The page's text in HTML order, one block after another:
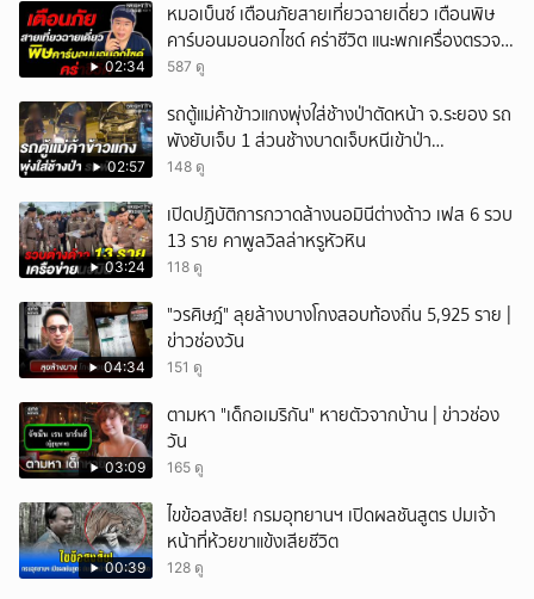
02:34
หมอเบ็นซ์ เตือนภัยสายเที่ยวฉายเดี่ยว เตือนพิษ
คาร์บอนมอนอกไซด์ คร่าชีวิต แนะพกเครื่องตรวจ
วัดติดตัว
587 ดู
02:57
รถตู้แม่ค้าข้าวแกงพุ่งใส่ช้างป่าตัดหน้า จ.ระยอง รถ
พังยับเจ็บ 1 ส่วนช้างบาดเจ็บหนีเข้าป่า
จนท.ติดตามช่วยเหลือ
148 ดู
03:24
เปิดปฏิบัติการกวาดล้างนอมินีต่างด้าว เฟส 6 รวบ
13 ราย คาพูลวิลล่าหรูหัวหิน
118 ดู
04:34
"วรศิษฎ์" ลุยล้างบางโกงสอบท้องถิ่น 5,925 ราย |
ข่าวช่องวัน
151 ดู
03:09
ตามหา "เด็กอเมริกัน" หายตัวจากบ้าน | ข่าวช่อง
วัน
165 ดู
00:39
ไขข้อสงสัย! กรมอุทยานฯ เปิดผลชันสูตร ปมเจ้า
หน้าที่ห้วยขาแข้งเสียชีวิต
128 ดู